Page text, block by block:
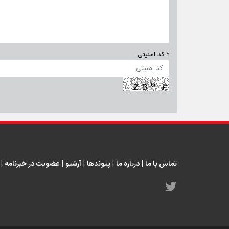
* کد امنیتی
تماس با ما |درباره ما |پیوندها |آرشیو | عضویت در خبرنامه |